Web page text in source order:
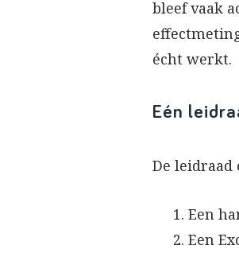
bleef vaak
écht werkt.
Eén
De
Een
Een